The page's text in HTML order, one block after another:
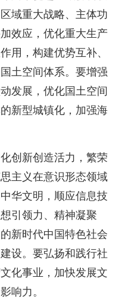
域重大战略、主体功
效应，优化重大生产
用，构建优势互补、
土空间体系。要增强
发展，优化国土空间
新型城镇化，加强海
创新创造活力，繁荣
主义在意识形态领域
华文明，顺应信息技
引领力、精神凝聚
新时代中国特色社会
设。要弘扬和践行社
化事业，加快发展文
响力。